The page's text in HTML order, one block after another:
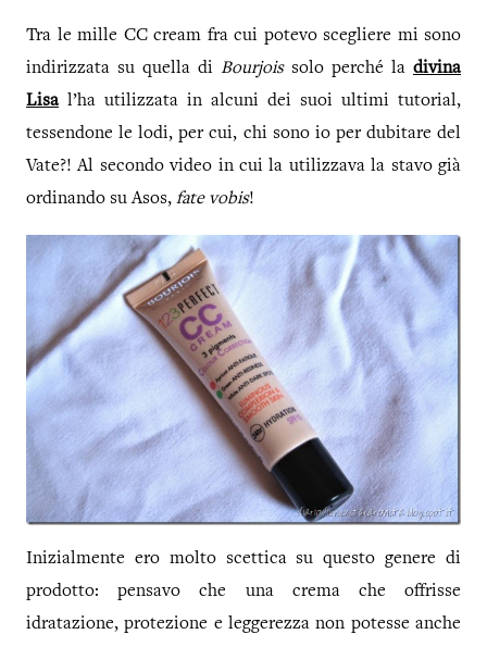
Tra le mille CC cream fra cui potevo scegliere mi sono
indirizzata su quella di Bourjoissolo perché la divina
Lisal’ha utilizzata in alcuni dei suoi ultimi tutorial,
tessendone le lodi, per cui, chi sono io per dubitare del
Vate?! Al secondo video in cui la utilizzava la stavo già
ordinando su Asos, fate vobis!
Inizialmente ero molto scettica su questo genere di
prodotto: pensavo che una crema che offrisse
idratazione, protezione e leggerezza non potesse anche